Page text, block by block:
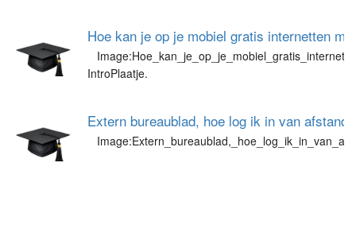
Hoe kan je op je mobiel gratis internetten
IntroPlaatje.
Extern bureaublad, hoe log ik in van